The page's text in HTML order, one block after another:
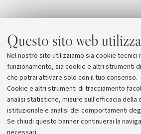
Questo sito web
Nel nostro sito utilizziamo sia cookie tecnici
funzionamento, sia cookie e altri strumenti
che potrai attivare solo con il tuo consenso.
Cookie e altri strumenti di tracciamento
analisi statistiche, misure sull'efficacia della
istituzionale e analisi dei comportamenti
Se chiudi questo banner continuerai la